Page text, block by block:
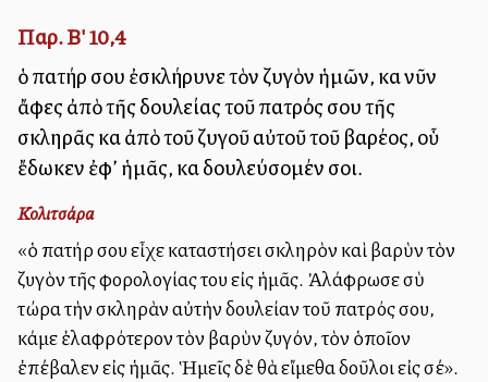
Παρ. Β' 10,4
ὁ πατήρ σου ἐσκλήρυνε τὸν ζυγὸν ἡμῶν, καὶ νῦν
ἄφες ἀπὸ τῆς δουλείας τοῦ πατρός σου τῆς
σκληρᾶς καὶ ἀπὸ τοῦ ζυγοῦ αὐτοῦ τοῦ βαρέος, οὗ
ἔδωκεν ἐφ’ ἡμᾶς, καὶ δουλεύσομέν σοι.
Κολιτσάρα
«ὁ πατήρ σου εἶχε καταστήσει σκληρὸν καὶ βαρὺν τὸν
ζυγὸν τῆς φορολογίας του εἰς ἡμᾶς. Ἀλάφρωσε σὺ
τώρα τὴν σκληρὰν αὐτὴν δουλείαν τοῦ πατρός σου,
κάμε ἐλαφρότερον τὸν βαρὺν ζυγόν, τὸν ὁποῖον
ἐπέβαλεν εἰς ἡμᾶς. Ἡμεῖς δὲ θὰ εἴμεθα δοῦλοι εἰς σέ».